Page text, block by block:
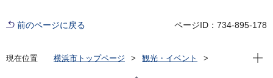
前のページに戻る ページID：734-895-178
現在位置 横浜市トップページ
観光・イベント
現在